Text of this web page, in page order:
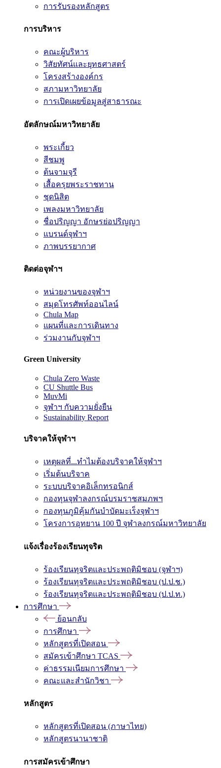
การรับรองหลักสูตร
การบริหาร
คณะผู้บริหาร
วิสัยทัศน์และยุทธศาสตร์
โครงสร้างองค์กร
สภามหาวิทยาลัย
การเปิดเผยข้อมูลสู่สาธารณะ
อัตลักษณ์มหาวิทยาลัย
พระเกี้ยว
สีชมพู
ต้นจามจุรี
เสื้อครุยพระราชทาน
ชุดนิสิต
เพลงมหาวิทยาลัย
ชื่อปริญญา อักษรย่อปริญญา
แบรนด์จุฬาฯ
ภาพบรรยากาศ
ติดต่อจุฬาฯ
หน่วยงานของจุฬาฯ
สมุดโทรศัพท์ออนไลน์
Chula Map
แผนที่และการเดินทาง
ร่วมงานกับจุฬาฯ
Green University
Chula Zero Waste
CU Shuttle Bus
MuvMi
จุฬาฯ กับความยั่งยืน
Sustainability Report
บริจาคให้จุฬาฯ
เหตุผลที่...ทำไมต้องบริจาคให้จุฬาฯ
เริ่มต้นบริจาค
ระบบบริจาคอิเล็กทรอนิกส์
กองทุนจุฬาลงกรณ์บรมราชสมภพฯ
กองทุนภูมิคุ้มกันบำบัดมะเร็งจุฬาฯ
โครงการอุทยาน 100 ปี จุฬาลงกรณ์มหาวิทยาลัย
แจ้งเรื่องร้องเรียนทุจริต
ร้องเรียนทุจริตและประพฤติมิชอบ (จุฬาฯ)
ร้องเรียนทุจริตและประพฤติมิชอบ (ป.ป.ช.)
ร้องเรียนทุจริตและประพฤติมิชอบ (ป.ป.ท.)
การศึกษา
ย้อนกลับ
การศึกษา
หลักสูตรที่เปิดสอน
สมัครเข้าศึกษา TCAS
ค่าธรรมเนียมการศึกษา
คณะและสำนักวิชา
หลักสูตร
หลักสูตรที่เปิดสอน (ภาษาไทย)
หลักสูตรนานาชาติ
การสมัครเข้าศึกษา